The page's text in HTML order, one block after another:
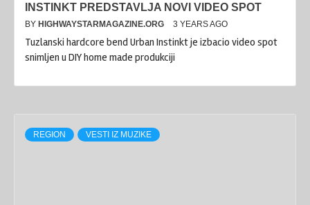
INSTINKT PREDSTAVLJA NOVI VIDEO SPOT
BY HIGHWAYSTARMAGAZINE.ORG 3 YEARS AGO
Tuzlanski hardcore bend Urban Instinkt je izbacio video spot
snimljen u DIY home made produkciji
REGION VESTI IZ MUZIKE